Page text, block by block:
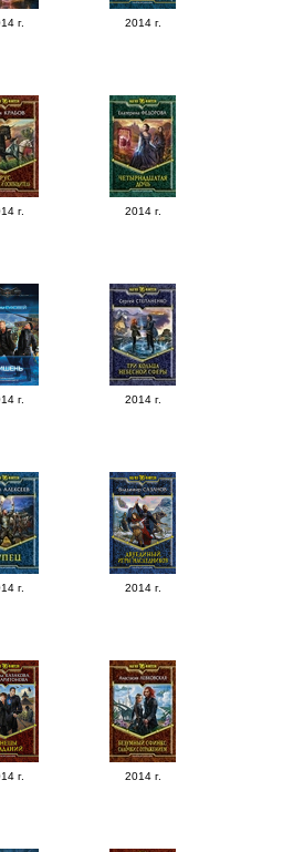
г. 2014 г.
г. 2014 г.
г. 2014 г.
г. 2014 г.
г. 2014 г.